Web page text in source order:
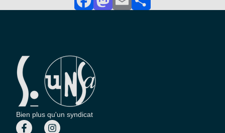
FacebookMastodon
EmailPartager
Bien plus qu'un syndicat